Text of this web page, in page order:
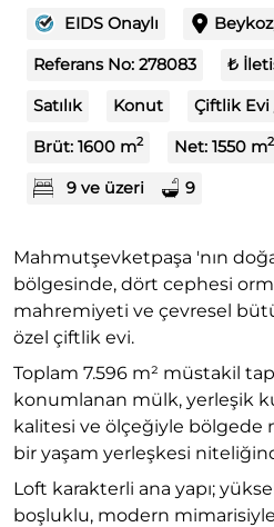
EIDS Onaylı
Referans No: 278083 ₺
Satılık Konut Çiftlik
Brüt: 1600 m2 Net: 1550 m2
9 ve üzeri 9
Mahmutşevketpaşa 'nın
bölgesinde, dört cephesi
mahremiyeti ve çevresel
özel çiftlik evi.
Toplam 7.596 m² müstakil
konumlanan mülk, yerleşik
kalitesi ve ölçeğiyle bölgede
bir yaşam yerleşkesi
Loft karakterli ana yapı;
boşluklu, modern mimarisiyle